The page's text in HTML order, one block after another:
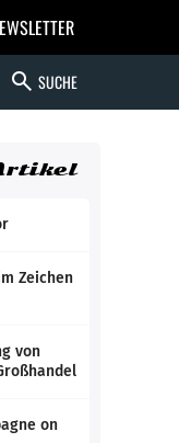
search SUCHE
Zeichen
von
on